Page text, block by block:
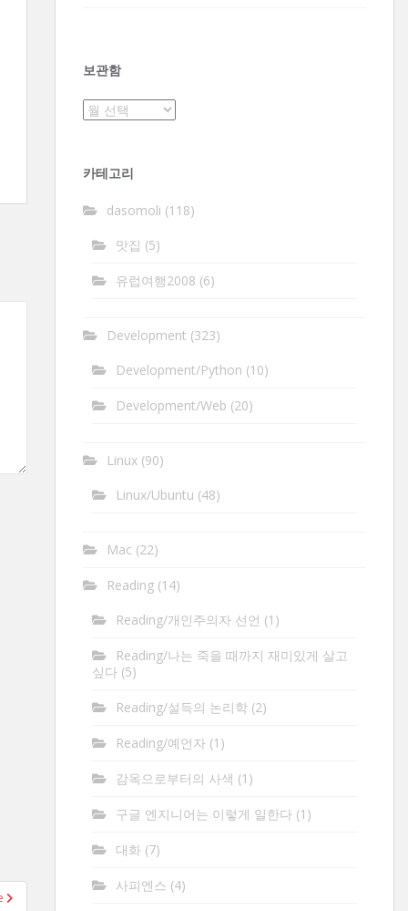
보관함
보
카테고리
dasomoli (118)
맛집 (5)
유럽여행2008 (6)
Development (323)
Development/Python (10)
Development/Web (20)
Linux(90)
Linux/Ubuntu (48)
Mac (22)
Reading(14)
Reading/개인주의자 선언 (1)
Reading/나는 죽을 때까지 재미있게 살고
싶다(5)
Reading/설득의 논리학(2)
Reading/예언자(1)
감옥으로부터의 사색 (1)
구글 엔지니어는 이렇게 일한다(1)
대화(7)
사피엔스 (4)